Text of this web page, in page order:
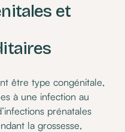
et
être type congénitale,
à une infection au
prénatales
la grossesse,